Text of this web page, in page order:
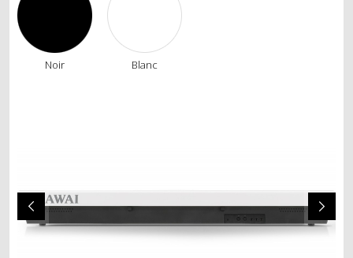
RÉGLAGE ET RÉPARATION
POSE DE SYSTÈME SILENCIEUX
Noir Blanc